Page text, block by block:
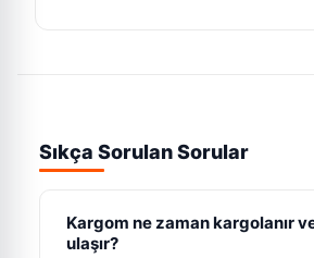
Sıkça Sorulan Sorular
Kargom ne zaman kargolanır
ulaşır?